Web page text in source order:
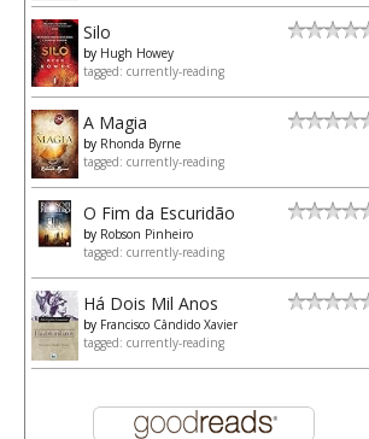
Silo
by Hugh Howey
tagged: currently-reading
A Magia
by Rhonda Byrne
tagged: currently-reading
O Fim da Escuridão
by Robson Pinheiro
tagged: currently-reading
Há Dois Mil Anos
by Francisco Cândido Xavier
tagged: currently-reading